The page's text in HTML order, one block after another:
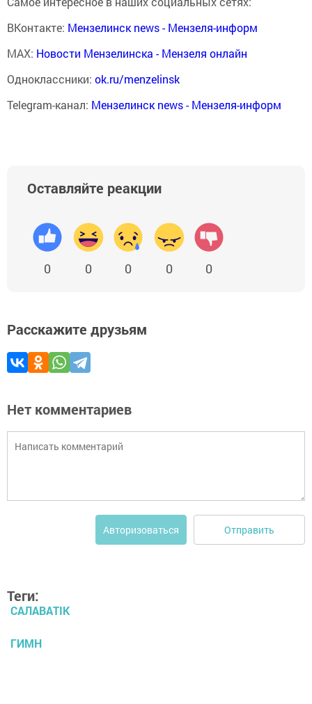
ВКонтакте: Мензелинск news - Мензеля-информ
MAX: Новости Мензелинска - Мензеля онлайн
Одноклассники: ok.ru/menzelinsk
Telegram-канал: Мензелинск news - Мензеля-информ
Оставляйте реакции
0 0 0 0 0
Расскажите друзьям
Нет комментариев
Авторизоваться Отправить
Теги:
САЛАВАTIK
ГИМН